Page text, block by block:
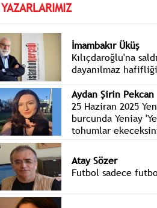
YAZARLARIMIZ
İmambakır Üküş
Kılıçdaroğlu'na
dayanılmaz hafifliği
Aydan Şirin Pekcan
25 Haziran 2025
burcunda Yeniay
tohumlar
Atay Sözer
Futbol sadece